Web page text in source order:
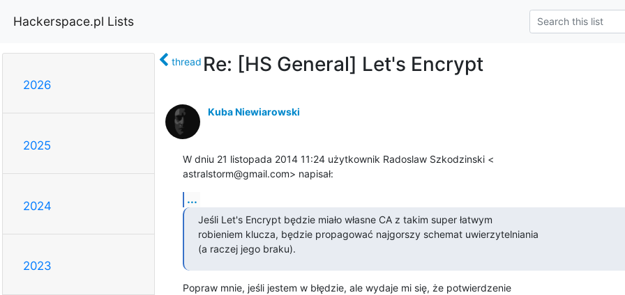
Hackerspace.pl Lists
2026
2025
2024
2023
thread Re: [HS General] Let's Encrypt
Kuba Niewiarowski
W dniu 21 listopada 2014 11:24 użytkownik Radoslaw Szkodzinski <
astralstorm@gmail.com> napisał:
...
Jeśli Let's Encrypt będzie miało własne CA z takim super łatwym
robieniem klucza, będzie propagować najgorszy schemat uwierzytelniania
(a raczej jego braku).
Popraw mnie, jeśli jestem w błędzie, ale wydaje mi się, że potwierdzenie